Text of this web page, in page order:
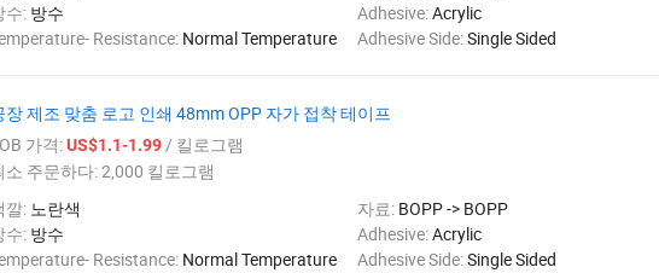
수: 방수 Adhesive:Acrylic
Resistance: Normal Temperature Adhesive Side:Single Sided
장 제조 맞춤 로고 인쇄 48mm OPP 자가 접착 테이프
가격:US$1.1-1.99/ 킬로그램
소 주문하다:2,000 킬로그램
깔: 노란색 자료: BOPP -> BOPP
수: 방수 Adhesive:Acrylic
Resistance: Normal Temperature Adhesive Side:Single Sided